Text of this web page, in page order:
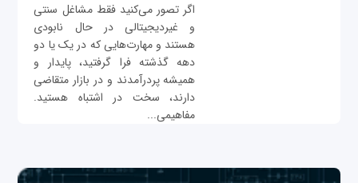
اگر تصور می‌کنید فقط مشاغل سنتی
و غیردیجیتالی در حال نابودی
هستند و مهارت‌هایی که در یک یا دو
دهه گذشته فرا گرفتید، پایدار و
همیشه پردرآمدند و در بازار متقاضی
دارند، سخت در اشتباه هستید.
مفاهیمی...